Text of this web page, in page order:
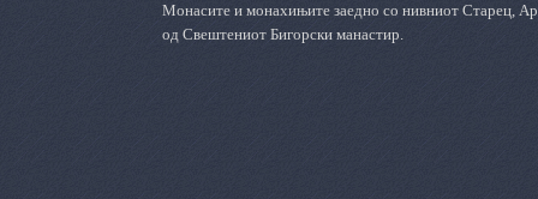
Монасите и монахињите заедно со нивниот Старец,
од Свештениот Бигорски манастир.